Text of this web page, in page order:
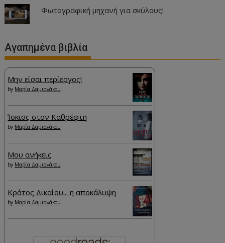
Φωτογραφική μηχανή για σκύλους!
Αγαπημένα βιβλία
Μην είσαι περίεργος!
by Μαρία Δαμιανάκου
Ίσκιος στον Καθρέφτη
by Μαρία Δαμιανάκου
Μου ανήκεις
by Μαρία Δαμιανάκου
Κράτος Δικαίου... η αποκάλυψη
by Μαρία Δαμιανάκου